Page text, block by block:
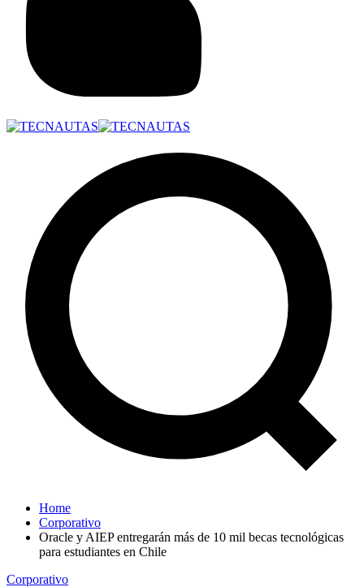
Home
Corporativo
Oracle y AIEP entregarán más de 10 mil becas tecnológicas
para estudiantes en Chile
Corporativo